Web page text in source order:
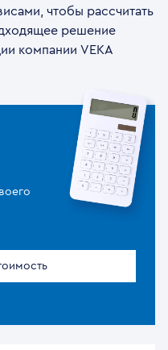
чтобы рассчитать
решение
компании VEKA